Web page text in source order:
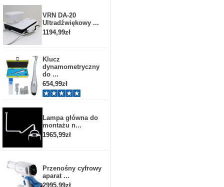
VRN DA-20
Ultradźwiękowy ...
1194,99zł
Klucz
dynamometryczny
do ...
654,99zł
Lampa główna do
montażu n...
1965,99zł
Przenośny cyfrowy
aparat ...
2995,99zł